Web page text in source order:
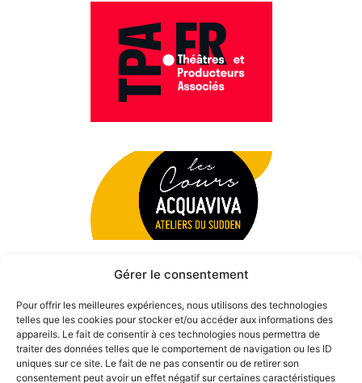
Gérer le consentement
Pour offrir les meilleures expériences, nous utilisons des technologies
telles que les cookies pour stocker et/ou accéder aux informations des
appareils. Le fait de consentir à ces technologies nous permettra de
traiter des données telles que le comportement de navigation ou les ID
uniques sur ce site. Le fait de ne pas consentir ou de retirer son
consentement peut avoir un effet négatif sur certaines caractéristiques